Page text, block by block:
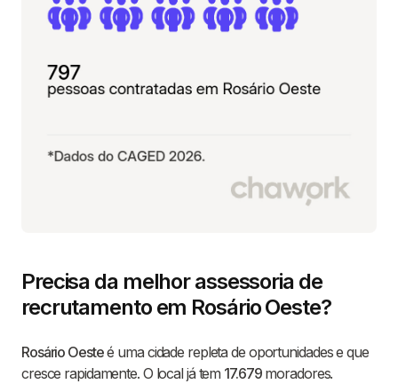
Precisa da melhor assessoria de
recrutamento em Rosário Oeste?
Rosário Oesteé uma cidade repleta de oportunidades e que
cresce rapidamente. O local já tem 17.679moradores.